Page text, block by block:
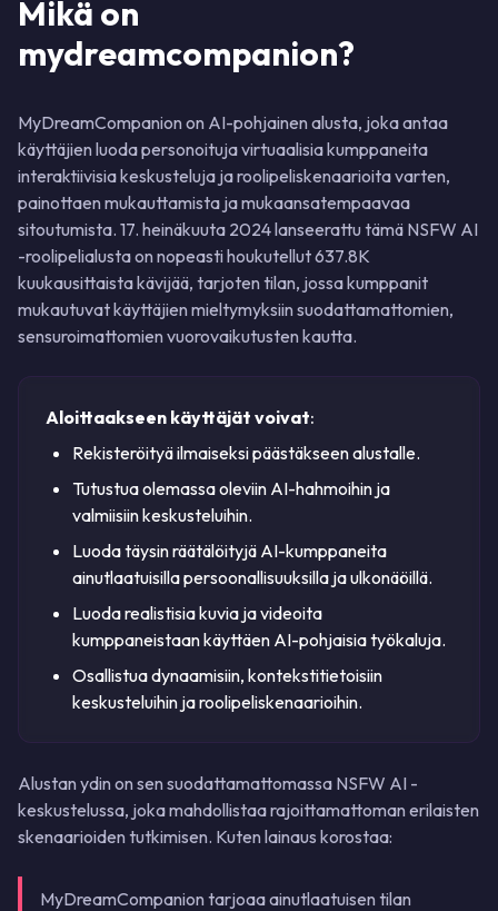
Mikä on
mydreamcompanion?
MyDreamCompanion on AI-pohjainen alusta, joka antaa
käyttäjien luoda personoituja virtuaalisia kumppaneita
interaktiivisia keskusteluja ja roolipeliskenaarioita varten,
painottaen mukauttamista ja mukaansatempaavaa
sitoutumista. 17. heinäkuuta 2024 lanseerattu tämä NSFW AI
-roolipelialusta on nopeasti houkutellut 637.8K
kuukausittaista kävijää, tarjoten tilan, jossa kumppanit
mukautuvat käyttäjien mieltymyksiin suodattamattomien,
sensuroimattomien vuorovaikutusten kautta.
Aloittaakseen käyttäjät voivat:
Rekisteröityä ilmaiseksi päästäkseen alustalle.
Tutustua olemassa oleviin AI-hahmoihin ja
valmiisiin keskusteluihin.
Luoda täysin räätälöityjä AI-kumppaneita
ainutlaatuisilla persoonallisuuksilla ja ulkonäöillä.
Luoda realistisia kuvia ja videoita
kumppaneistaan käyttäen AI-pohjaisia työkaluja.
Osallistua dynaamisiin, kontekstitietoisiin
keskusteluihin ja roolipeliskenaarioihin.
Alustan ydin on sen suodattamattomassa NSFW AI -
keskustelussa, joka mahdollistaa rajoittamattoman erilaisten
skenaarioiden tutkimisen. Kuten lainaus korostaa:
MyDreamCompanion tarjoaa ainutlaatuisen tilan